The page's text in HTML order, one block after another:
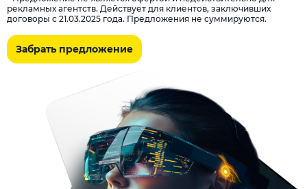
рекламных агентств. Действует для клиентов, заключивших
договоры с 21.03.2025 года. Предложения не суммируются.
Забрать предложение